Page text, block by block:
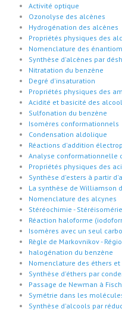
Activité optique
Ozonolyse des alcènes
Hydrogénation des alcènes
Propriétés physiques des
Nomenclature des
Synthèse d'alcènes par
Nitratation du benzène
Degré d'insaturation
Propriétés physiques des
Acidité et basicité des
Sulfonation du benzène
Isomères conformationnels
Condensation aldolique
Réactions d'addition
Analyse conformationnelle
Propriétés physiques des
Synthèse d'esters à partir
La synthèse de Williamson
Nomenclature des alcynes
Stéréochimie - Stéréisomérie
Réaction haloforme
Isomères avec un seul
Règle de Markovnikov -
halogénation du benzène
Nomenclature des éthers et
Synthèse d'éthers par
Passage de Newman à
Symétrie dans les
Synthèse d'alcools par